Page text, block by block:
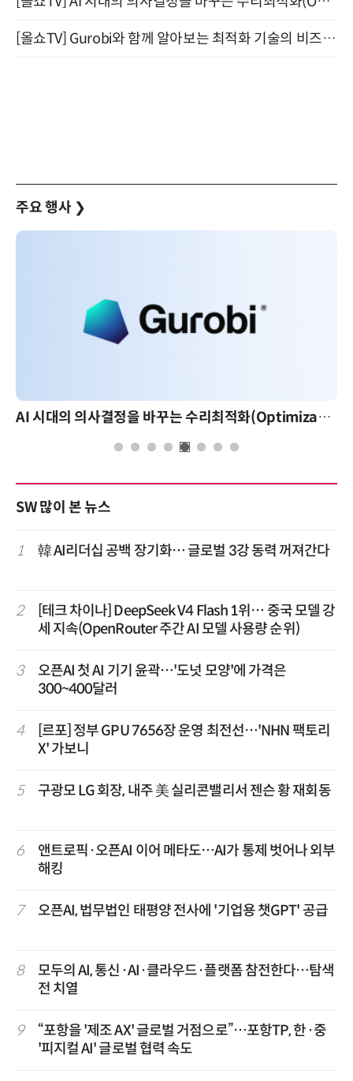
[올쇼TV] Gurobi와 함께 알아보는 최적화 기술의 비즈니스 활용 (8월 20일 생방송)
주요 행사 ❯
AI 시대의 의사결정을 바꾸는 수리최적화(Optimization): 실제 산업 적용 사례와 활용 전략
SW 많이 본 뉴스
1 韓 AI리더십 공백 장기화… 글로벌 3강 동력 꺼져간다
2
[테크 차이나] DeepSeek V4 Flash 1위… 중국 모델 강
세 지속(OpenRouter 주간 AI 모델 사용량 순위)
3
오픈AI 첫 AI 기기 윤곽…'도넛 모양'에 가격은
300~400달러
4
[르포] 정부 GPU 7656장 운영 최전선…'NHN 팩토리
X' 가보니
5 구광모 LG 회장, 내주 美 실리콘밸리서 젠슨 황 재회동
6
앤트로픽·오픈AI 이어 메타도…AI가 통제 벗어나 외부
해킹
7 오픈AI, 법무법인 태평양 전사에 '기업용 챗GPT' 공급
8
모두의 AI, 통신·AI·클라우드·플랫폼 참전한다…탐색
전 치열
9
“포항을 '제조 AX' 글로벌 거점으로”…포항TP, 한·중
'피지컬 AI' 글로벌 협력 속도